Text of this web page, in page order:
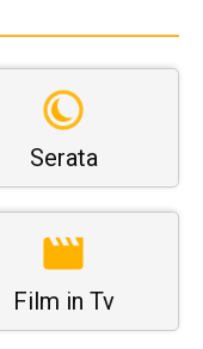
Serata
Film in Tv